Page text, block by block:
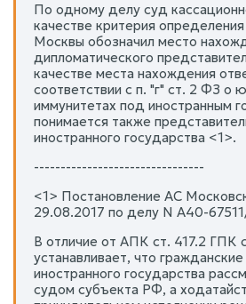
По одному делу суд
качестве критерия
Москвы обозначил место
дипломатического
качестве места нахождения
соответствии с п. "г" ст. 2 ФЗ о
иммунитетах под иностранным
понимается также
иностранного государства <1>.
--------------------------------
<1> Постановление АС
29.08.2017 по делу N А40-
В отличие от АПК ст. 417.2 ГПК
устанавливает, что
иностранного государства
судом субъекта РФ, а